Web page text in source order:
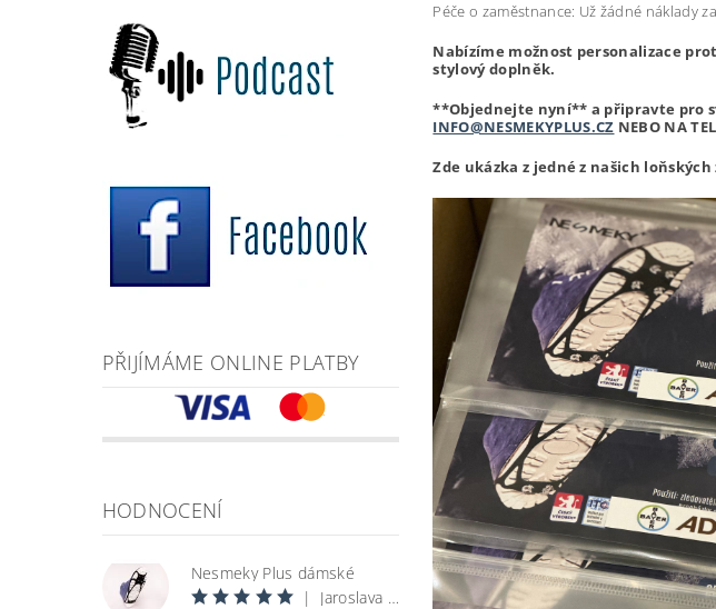
PŘIJÍMÁME ONLINE PLATBY
HODNOCENÍ
Nesmeky Plus dámské
|
Jaroslava Šantrůčková
Péče o zaměstnance: Už žádné náklady
Nabízíme možnost personalizace
stylový doplněk.
**Objednejte nyní** a připravte pro
INFO@NESMEKYPLUS.CZ NEBO NA
Zde ukázka z jedné z našich